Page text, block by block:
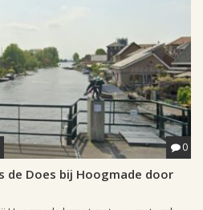
0
de Does bij Hoogmade door